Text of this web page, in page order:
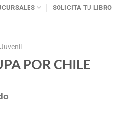
SOLICITA TU LIBRO
POR CHILE